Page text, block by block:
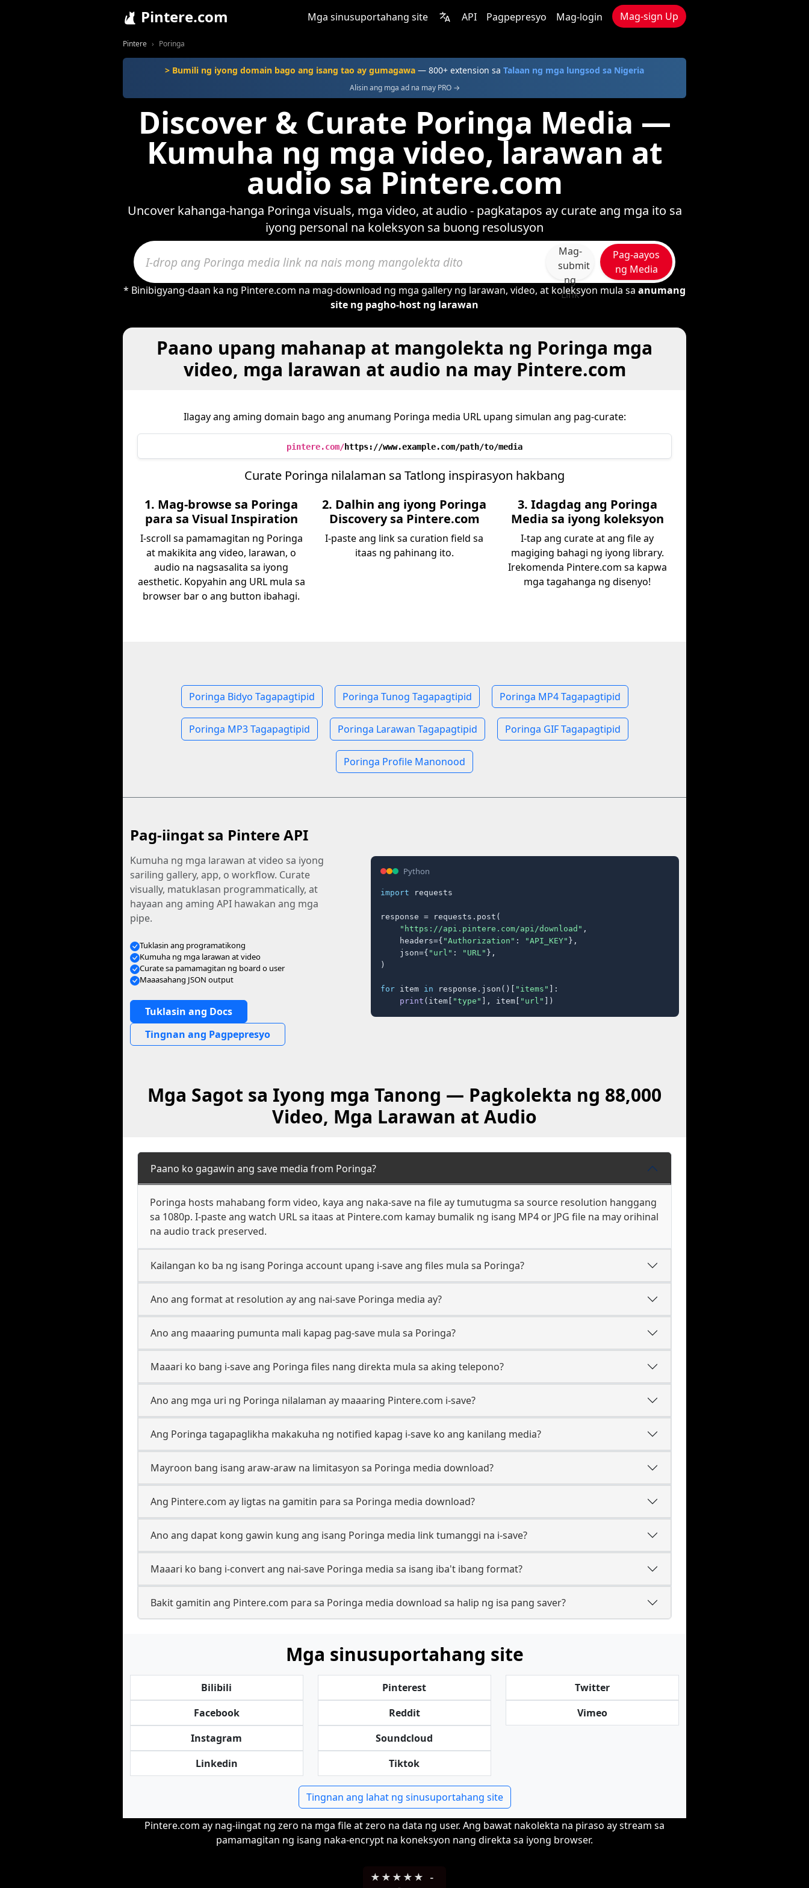
Pintere.com Mga sinusuportahang site API Pagpepresyo Mag-login Mag-sign Up
Pintere Poringa
> Bumili ng iyong domain bago ang isang tao ay gumagawa — 800+ extension sa Talaan ng mga lungsod sa Nigeria
Alisin ang mga ad na may PRO →
Discover & Curate Poringa Media —
Kumuha ng mga video, larawan at
audio sa Pintere.com
Uncover kahanga-hanga Poringa visuals, mga video, at audio - pagkatapos ay curate ang mga ito sa
iyong personal na koleksyon sa buong resolusyon
Mag-
submit
ng
Link
Pag-aayos
ng Media
* Binibigyang-daan ka ng Pintere.com na mag-download ng mga gallery ng larawan, video, at koleksyon mula sa anumang
site ng pagho-host ng larawan
Paano upang mahanap at mangolekta ng Poringa mga
video, mga larawan at audio na may Pintere.com
Ilagay ang aming domain bago ang anumang Poringa media URL upang simulan ang pag-curate:
pintere.com/https://www.example.com/path/to/media
Curate Poringa nilalaman sa Tatlong inspirasyon hakbang
1. Mag-browse sa Poringa
para sa Visual Inspiration
I-scroll sa pamamagitan ng Poringa
at makikita ang video, larawan, o
audio na nagsasalita sa iyong
aesthetic. Kopyahin ang URL mula sa
browser bar o ang button ibahagi.
2. Dalhin ang iyong Poringa
Discovery sa Pintere.com
I-paste ang link sa curation field sa
itaas ng pahinang ito.
3. Idagdag ang Poringa
Media sa iyong koleksyon
I-tap ang curate at ang file ay
magiging bahagi ng iyong library.
Irekomenda Pintere.com sa kapwa
mga tagahanga ng disenyo!
Poringa Bidyo Tagapagtipid Poringa Tunog Tagapagtipid Poringa MP4 Tagapagtipid
Poringa MP3 Tagapagtipid Poringa Larawan Tagapagtipid Poringa GIF Tagapagtipid
Poringa Profile Manonood
Pag-iingat sa Pintere API
Kumuha ng mga larawan at video sa iyong
sariling gallery, app, o workflow. Curate
visually, matuklasan programmatically, at
hayaan ang aming API hawakan ang mga
pipe.
Tuklasin ang programatikong
Kumuha ng mga larawan at video
Curate sa pamamagitan ng board o user
Maaasahang JSON output
Tuklasin ang Docs
Tingnan ang Pagpepresyo
Python
import requests
response = requests.post(
"https://api.pintere.com/api/download" ,
    headers={
"Authorization" : "API_KEY" },
    json={
"url" : "URL" },
)
for item in response.json()[ "items" ]:
print (item[ "type" ], item[ "url" ])
Mga Sagot sa Iyong mga Tanong — Pagkolekta ng 88,000
Video, Mga Larawan at Audio
Paano ko gagawin ang save media from Poringa?
Poringa hosts mahabang form video, kaya ang naka-save na file ay tumutugma sa source resolution hanggang
sa 1080p. I-paste ang watch URL sa itaas at Pintere.com kamay bumalik ng isang MP4 or JPG file na may orihinal
na audio track preserved.
Kailangan ko ba ng isang Poringa account upang i-save ang files mula sa Poringa?
Ano ang format at resolution ay ang nai-save Poringa media ay?
Ano ang maaaring pumunta mali kapag pag-save mula sa Poringa?
Maaari ko bang i-save ang Poringa files nang direkta mula sa aking telepono?
Ano ang mga uri ng Poringa nilalaman ay maaaring Pintere.com i-save?
Ang Poringa tagapaglikha makakuha ng notified kapag i-save ko ang kanilang media?
Mayroon bang isang araw-araw na limitasyon sa Poringa media download?
Ang Pintere.com ay ligtas na gamitin para sa Poringa media download?
Ano ang dapat kong gawin kung ang isang Poringa media link tumanggi na i-save?
Maaari ko bang i-convert ang nai-save Poringa media sa isang iba't ibang format?
Bakit gamitin ang Pintere.com para sa Poringa media download sa halip ng isa pang saver?
Mga sinusuportahang site
Bilibili
Facebook
Instagram
Linkedin
Pinterest
Reddit
Soundcloud
Tiktok
Twitter
Vimeo
Tingnan ang lahat ng sinusuportahang site
Pintere.com ay nag-iingat ng zero na mga file at zero na data ng user. Ang bawat nakolekta na piraso ay stream sa
pamamagitan ng isang naka-encrypt na koneksyon nang direkta sa iyong browser.
★ ★ ★ ★ ★ -